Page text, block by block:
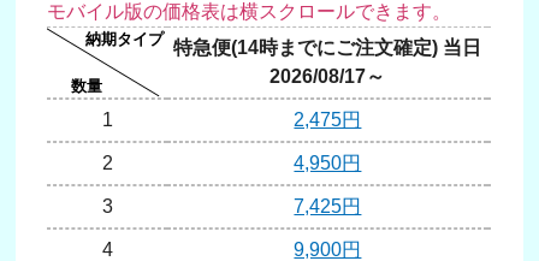
特急便(14時までにご注文確定) 当日
2026/08/17～
1 2,475円
2 4,950円
3 7,425円
4 9,900円